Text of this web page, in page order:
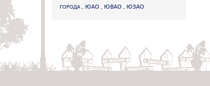
ГОРОДА , ЮАО , ЮВАО , ЮЗАО